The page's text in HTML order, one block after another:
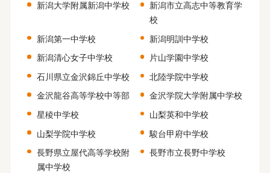
新潟大学附属新潟中学校
新潟市立高志中等教育学
校
新潟第一中学校
新潟明訓中学校
新潟清心女子中学校
片山学園中学校
石川県立金沢錦丘中学校
北陸学院中学校
金沢龍谷高等学校中等部
金沢学院大学附属中学校
星稜中学校
山梨英和中学校
山梨学院中学校
駿台甲府中学校
長野県立屋代高等学校附
属中学校
長野市立長野中学校